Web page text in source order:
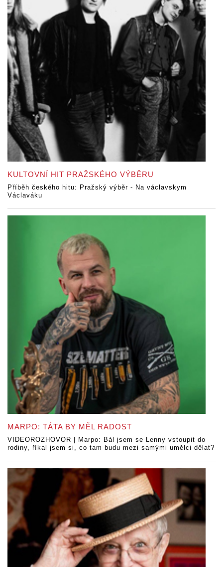
KULTOVNÍ HIT PRAŽSKÉHO VÝBĚRU
Příběh českého hitu: Pražský výběr - Na václavskym
Václaváku
MARPO: TÁTA BY MĚL RADOST
VIDEOROZHOVOR | Marpo: Bál jsem se Lenny vstoupit do
rodiny, říkal jsem si, co tam budu mezi samými umělci dělat?